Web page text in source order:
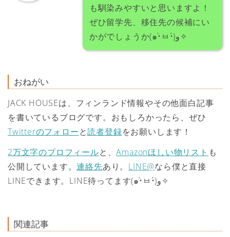
も馴染みやすいと思いますよ！
ぜひ留学先、移住先の候補にい
かがでしょうか(๑•̀ㅂ•́)و✧
おねがい
JACK HOUSEは、フィンランド情報やその他面白記事
を書いているブログです。おもしろかったら、ぜひ
Twitterのフォローと読者登録をお願いします！
2万文字のプロフィールと、Amazonほしい物リスト も
公開しています。連絡先あり。 LINE@なら僕と直接
LINEできます。LINE待ってます(๑•̀ㅂ•́)و✧
関連記事